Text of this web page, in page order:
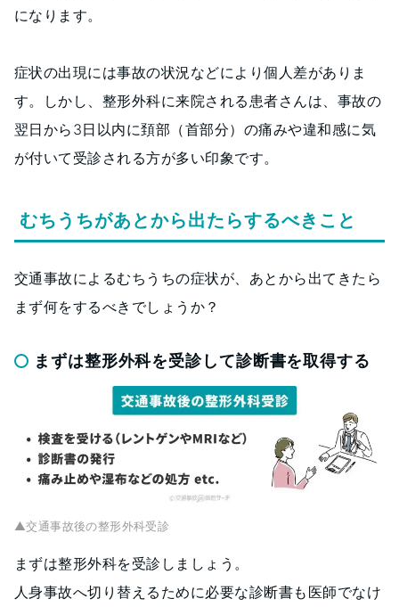
になります。
症状の出現には事故の状況などにより個人差がありま
す。しかし、整形外科に来院される患者さんは、事故の
翌日から3日以内に頚部（首部分）の痛みや違和感に気
が付いて受診される方が多い印象です。
むちうちがあとから出たらするべきこと
交通事故によるむちうちの症状が、あとから出てきたら
まず何をするべきでしょうか？
まずは整形外科を受診して診断書を取得する
▲交通事故後の整形外科受診
まずは整形外科を受診しましょう。
人身事故へ切り替えるために必要な診断書も医師でなけ